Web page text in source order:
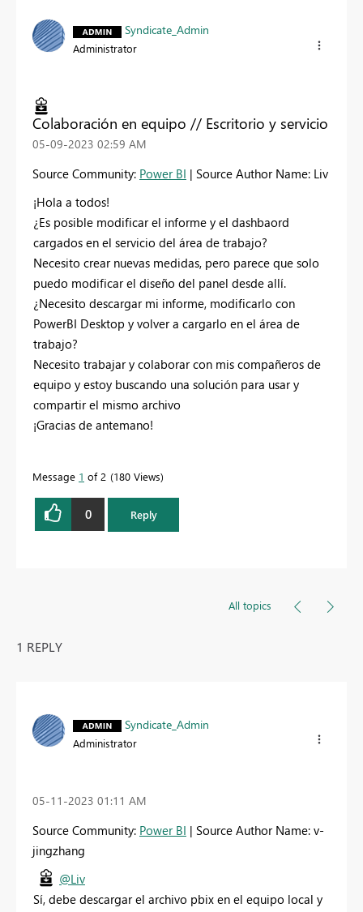
Syndicate_Admin
Administrator
Colaboración en equipo // Escritorio y servicio
‎05-09-2023 02:59 AM
Source Community: Power BI | Source Author Name: Liv
¡Hola a todos!
¿Es posible modificar el informe y el dashbaord
cargados en el servicio del área de trabajo?
Necesito crear nuevas medidas, pero parece que solo
puedo modificar el diseño del panel desde allí.
¿Necesito descargar mi informe, modificarlo con
PowerBI Desktop y volver a cargarlo en el área de
trabajo?
Necesito trabajar y colaborar con mis compañeros de
equipo y estoy buscando una solución para usar y
compartir el mismo archivo
¡Gracias de antemano!
Message 1 of 2 180 Views
0 Reply
All topics
1 REPLY
Syndicate_Admin
Administrator
‎05-11-2023 01:11 AM
Source Community: Power BI | Source Author Name: v-
jingzhang
@Liv
Sí, debe descargar el archivo pbix en el equipo local y